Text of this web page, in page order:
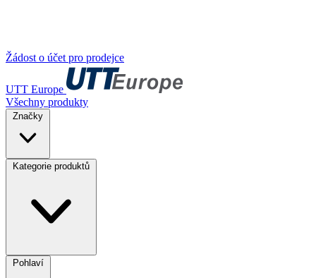
Žádost o účet pro prodejce
UTT Europe
Všechny produkty
Značky
Kategorie produktů
Pohlaví